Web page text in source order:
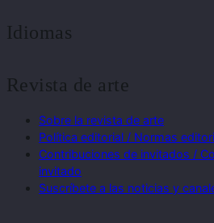
Idiomas
Revista de arte
Sobre la revista de arte
Política editorial / Normas
Contribuciones de invitados /
invitado
Suscríbete a las noticias y